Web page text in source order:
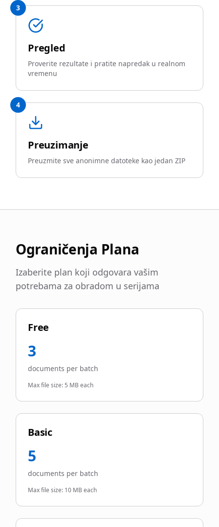
3
Pregled
Proverite rezultate i pratite napredak u realnom
vremenu
4
Preuzimanje
Preuzmite sve anonimne datoteke kao jedan ZIP
Ograničenja Plana
Izaberite plan koji odgovara vašim
potrebama za obradom u serijama
Free
3
documents per batch
Max file size: 5 MB each
Basic
5
documents per batch
Max file size: 10 MB each